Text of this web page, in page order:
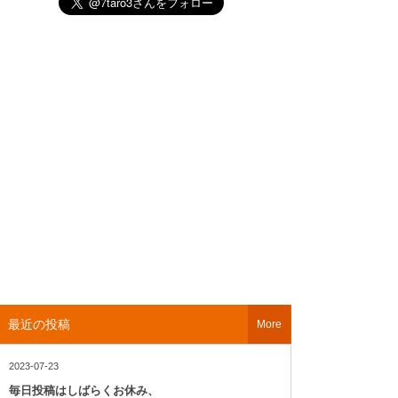
最近の投稿
2023-07-23
毎日投稿はしばらくお休み、
More